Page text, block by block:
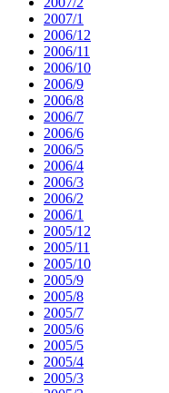
2007/1
2006/12
2006/11
2006/10
2006/9
2006/8
2006/7
2006/6
2006/5
2006/4
2006/3
2006/2
2006/1
2005/12
2005/11
2005/10
2005/9
2005/8
2005/7
2005/6
2005/5
2005/4
2005/3